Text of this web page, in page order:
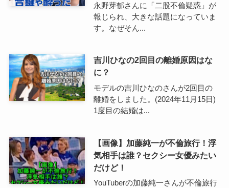
永野芽郁さんに「二股不倫疑惑」が
報じられ、大きな話題になっていま
す。なぜそん...
吉川ひなの2回目の離婚原因はな
に？
モデルの吉川ひなのさんが2回目の
離婚をしました。(2024年11月15日)
1度目の結婚は...
【画像】加藤純一が不倫旅行！浮
気相手は誰？セクシー女優みたい
だけど！
YouTuberの加藤純一さんが不倫旅行